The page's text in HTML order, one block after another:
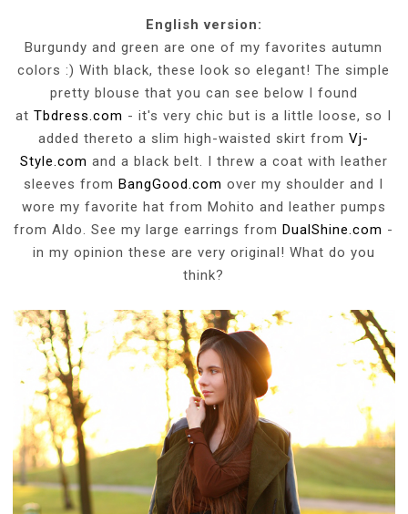
English version:
Burgundy and green are one of my favorites autumn
colors :) With black, these look so elegant! The simple
pretty blouse that you can see below I found
atTbdress.com - it's very chic but is a little loose, so I
added thereto a slim high-waisted skirt fromVj-
Style.com and a black belt. I threw a coat with leather
sleeves fromBangGood.com over my shoulder and I
wore my favorite hat from Mohito and leather pumps
from Aldo. See my large earrings fromDualShine.com -
in my opinion these are very original! What do you
think?